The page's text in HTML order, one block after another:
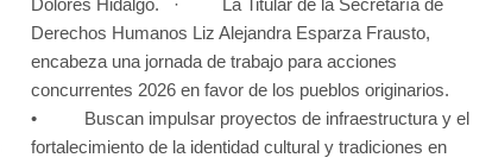
Dolores Hidalgo. · La Titular de la Secretaría de
Derechos Humanos Liz Alejandra Esparza Frausto,
encabeza una jornada de trabajo para acciones
concurrentes 2026 en favor de los pueblos originarios.
• Buscan impulsar proyectos de infraestructura y el
fortalecimiento de la identidad cultural y tradiciones en